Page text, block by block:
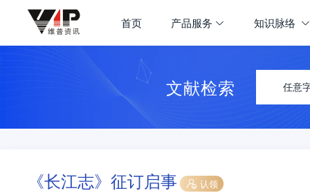
首页 产品服务 知识脉络
文献检索 任意
《长江志》征订启事 认领